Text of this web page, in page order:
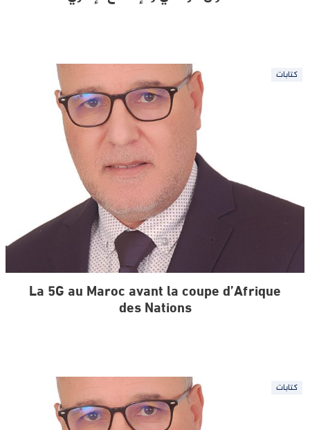
كتابات
La 5G au Maroc avant la coupe d’Afrique
des Nations
كتابات